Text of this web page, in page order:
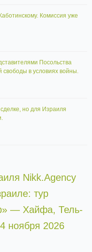
Комиссия уже
Посольства
в условиях войны.
но для Израиля
Nikk.Agency
тур
— Хайфа, Тель-
ноября 2026